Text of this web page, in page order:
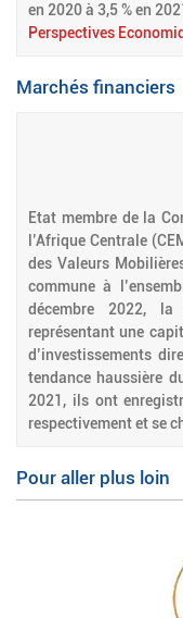
en 2020 à 3,5 % en
Perspectives
Marchés financiers
Etat membre de la
l’Afrique Centrale
des Valeurs
commune à
décembre 2022,
représentant une
d’investissements
tendance haussière
2021, ils ont
respectivement et se
Pour aller plus loin